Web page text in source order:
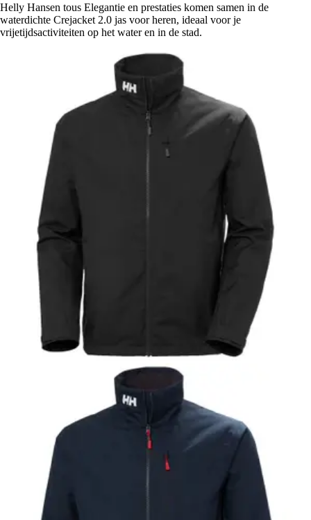
Helly Hansen tous Elegantie en prestaties komen samen in de
waterdichte Crejacket 2.0 jas voor heren, ideaal voor je
vrijetijdsactiviteiten op het water en in de stad.